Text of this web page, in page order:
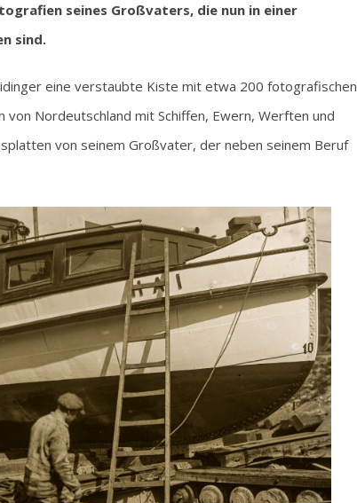
seines Großvaters, die nun in einer
sind.
eine verstaubte Kiste mit etwa 200 fotografischen
Nordeutschland mit Schiffen, Ewern, Werften und
von seinem Großvater, der neben seinem Beruf